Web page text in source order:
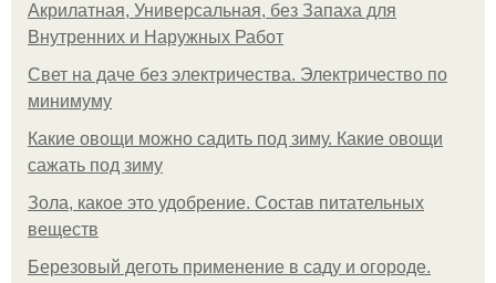
Акрилатная, Универсальная, без Запаха для
Внутренних и Наружных Работ
Свет на даче без электричества. Электричество по
минимуму
Какие овощи можно садить под зиму. Какие овощи
сажать под зиму
Зола, какое это удобрение. Состав питательных
веществ
Березовый деготь применение в саду и огороде.